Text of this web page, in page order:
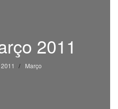
2011
2011 Março